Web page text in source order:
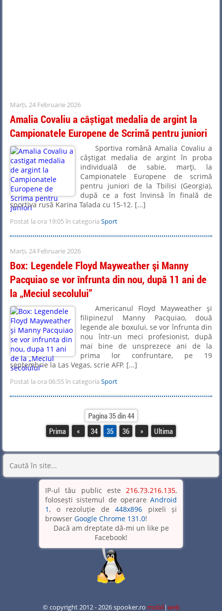
Marți, 24 Februarie 2026
Amalia Covaliu a câștigat medalia de argint la
Campionatele Europene de Scrimă pentru juniori
Sportiva română Amalia Covaliu a
câştigat medalia de argint în proba
individuală de sabie, marţi, la
Campionatele Europene de scrimă
pentru juniori de la Tbilisi (Georgia),
după ce a fost învinsă în finală de
sportiva rusă Karina Talada cu 15-12. [...]
Postat la ora 19:05 în categoria Sport
Marți, 24 Februarie 2026
Box: Legendele Floyd Mayweather şi Manny
Pacquiao se vor înfrunta din nou, după 11 ani de
la „Meciul secolului”
Americanul Floyd Mayweather şi
filipinezul Manny Pacquiao, două
legende ale boxului, se vor înfrunta din
nou într-un meci profesionist, după
mai bine de unsprezece ani de la
prima lor confruntare, pe 19
septembrie la Las Vegas, scrie AFP. [...]
Postat la ora 06:55 în categoria Sport
Pagina 35 din 44
Prima
« 34 35 36 » Ultima
IP-ul tău public este 216.73.216.135,
folosești sistemul de operare Android
1, o rezoluție de 448x896 pixeli și
browser Google Chrome 131.0!
Dacă am dreptate dă-mi un like pe
Facebook!
© copyright 2012 - 2026 spooker.ro mobil|web